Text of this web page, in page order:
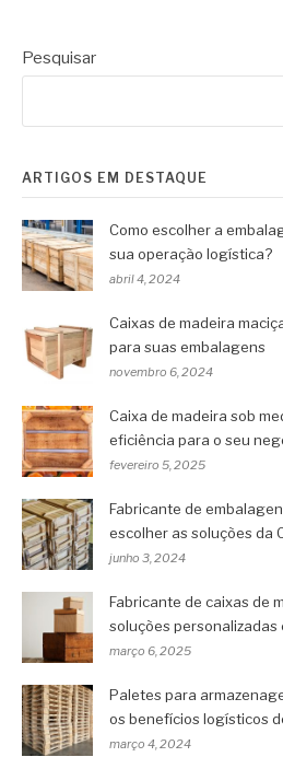
Pesquisar
ARTIGOS EM DESTAQUE
Como escolher a
sua operação logística?
abril 4, 2024
Caixas de madeira
para suas embalagens
novembro 6, 2024
Caixa de madeira sob
eficiência para o seu
fevereiro 5, 2025
Fabricante de
escolher as soluções da
junho 3, 2024
Fabricante de caixas de
soluções personalizadas
março 6, 2025
Paletes para
os benefícios logísticos
março 4, 2024